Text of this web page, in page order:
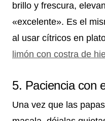
brillo y frescura,
«excelente». Es el
al usar cítricos en
limón con costra de
5. Paciencia con
Una vez que las